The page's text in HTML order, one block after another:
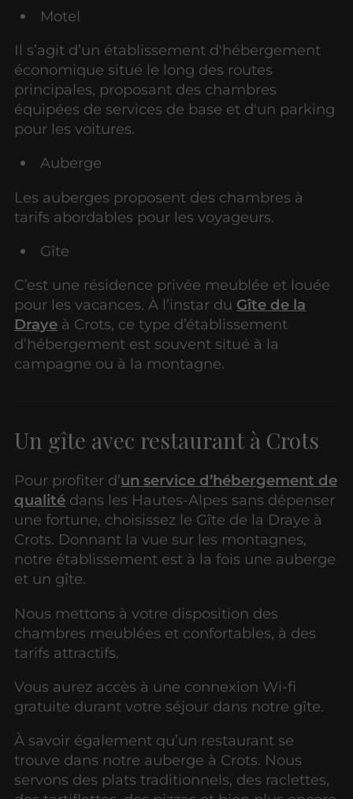
Motel
Il s’agit d’un établissement d'hébergement
économique situé le long des routes
principales, proposant des chambres
équipées de services de base et d'un parking
pour les voitures.
Auberge
Les auberges proposent des chambres à
tarifs abordables pour les voyageurs.
Gîte
C’est une résidence privée meublée et louée
pour les vacances. À l’instar du Gîte de la
Draye à Crots, ce type d’établissement
d’hébergement est souvent situé à la
campagne ou à la montagne.
Un gîte avec restaurant à Crots
Pour profiter d’un service d’hébergement de
qualité dans les Hautes-Alpes sans dépenser
une fortune, choisissez le Gîte de la Draye à
Crots. Donnant la vue sur les montagnes,
notre établissement est à la fois une auberge
et un gîte.
Nous mettons à votre disposition des
chambres meublées et confortables, à des
tarifs attractifs.
Vous aurez accès à une connexion Wi-fi
gratuite durant votre séjour dans notre gîte.
À savoir également qu’un restaurant se
trouve dans notre auberge à Crots. Nous
servons des plats traditionnels, des raclettes,